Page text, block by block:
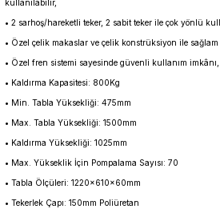
kullanılabilir,
• 2 sarhoş/hareketli teker, 2 sabit teker ile çok yönlü
• Özel çelik makaslar ve çelik konstrüksiyon ile sağlam
• Özel fren sistemi sayesinde güvenli kullanım imkânı,
• Kaldırma Kapasitesi: 800Kg
• Min. Tabla Yüksekliği: 475mm
• Max. Tabla Yüksekliği: 1500mm
• Kaldırma Yüksekliği: 1025mm
• Max. Yükseklik İçin Pompalama Sayısı: 70
• Tabla Ölçüleri: 1220x610x60mm
• Tekerlek Çapı: 150mm Poliüretan